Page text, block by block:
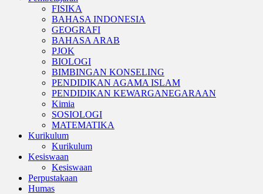
FISIKA
BAHASA INDONESIA
GEOGRAFI
BAHASA ARAB
PJOK
BIOLOGI
BIMBINGAN KONSELING
PENDIDIKAN AGAMA ISLAM
PENDIDIKAN KEWARGANEGARAAN
Kimia
SOSIOLOGI
MATEMATIKA
Kurikulum
Kurikulum
Kesiswaan
Kesiswaan
Perpustakaan
Humas